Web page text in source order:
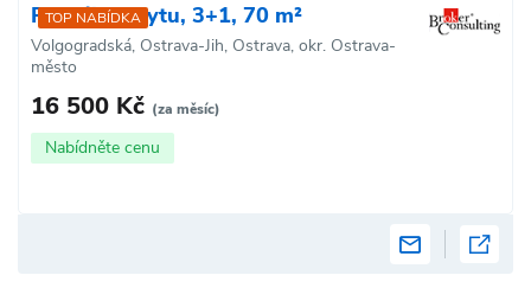
TOP NABÍDKA
Pronájem bytu, 3+1, 70 m²
Volgogradská, Ostrava-Jih, Ostrava, okr. Ostrava-
město
16 500 Kč (za měsíc)
Nabídněte cenu